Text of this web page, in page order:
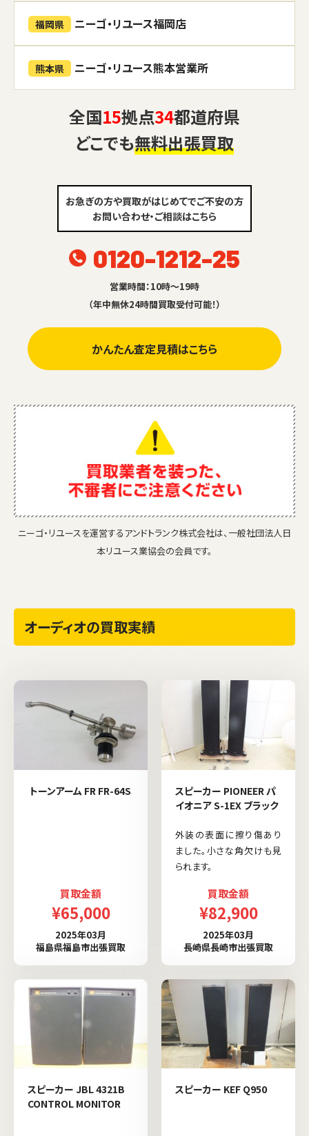
福岡県 ニーゴ・リユース福岡店
熊本県 ニーゴ・リユース熊本営業所
全国15拠点34都道府県
どこでも無料出張買取
お急ぎの方や買取がはじめてでご不安の方
お問い合わせ・ご相談はこちら
0120-1212-25
営業時間：10時～19時
（年中無休24時間買取受付可能！）
かんたん査定見積はこちら
ニーゴ・リユースを運営するアンドトランク株式会社は、一般社団法人日
本リユース業協会の会員です。
オーディオの買取実績
トーンアーム FR FR-64S
買取金額
¥65,000
2025年03月
福島県福島市出張買取
スピーカー PIONEER パ
イオニア S-1EX ブラック
外装の表面に擦り傷あり
ました。小さな角欠けも見
られます。
買取金額
¥82,900
2025年03月
長崎県長崎市出張買取
スピーカー JBL 4321B
CONTROL MONITOR
スピーカー KEF Q950